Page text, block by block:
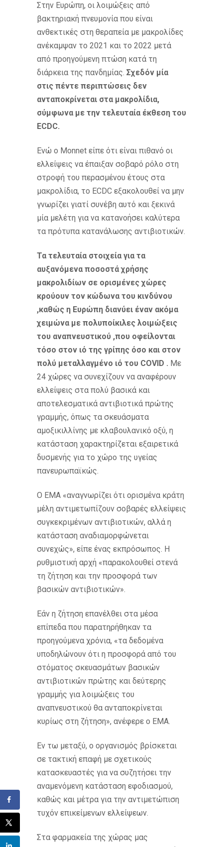
Στην Ευρώπη, οι λοιμώξεις από
βακτηριακή πνευμονία που είναι
ανθεκτικές στη θεραπεία με μακρολίδες
ανέκαμψαν το 2021 και το 2022 μετά
από προηγούμενη πτώση κατά τη
διάρκεια της πανδημίας. Σχεδόν μία
στις πέντε περιπτώσεις δεν
ανταποκρίνεται στα μακρολίδια,
σύμφωνα με την τελευταία έκθεση του
ECDC.
Ενώ ο Monnet είπε ότι είναι πιθανό οι
ελλείψεις να έπαιξαν σοβαρό ρόλο στη
στροφή του περασμένου έτους στα
μακρολίδια, το ECDC εξακολουθεί να μην
γνωρίζει γιατί συνέβη αυτό και ξεκινά
μία μελέτη για να κατανοήσει καλύτερα
τα πρότυπα κατανάλωσης αντιβιοτικών.
Τα τελευταία στοιχεία για τα
αυξανόμενα ποσοστά χρήσης
μακρολιδίων σε ορισμένες χώρες
κρούουν τον κώδωνα του κινδύνου
,καθώς η Ευρώπη διανύει έναν ακόμα
χειμώνα με πολυποίκιλες λοιμώξεις
του αναπνευστικού ,που οφείλονται
τόσο στον ιό της γρίπης όσο και στον
πολύ μεταλλαγμένο ιό του COVID . Με
24 χώρες να συνεχίζουν να αναφέρουν
ελλείψεις στα πολύ βασικά και
αποτελεσματικά αντιβιοτικά πρώτης
γραμμής, όπως τα σκευάσματα
αμοξικιλλίνης με κλαβουλανικό οξύ, η
κατάσταση χαρακτηρίζεται εξαιρετικά
δυσμενής για το χώρο της υγείας
πανευρωπαϊκώς.
Ο EMA «αναγνωρίζει ότι ορισμένα κράτη
μέλη αντιμετωπίζουν σοβαρές ελλείψεις
συγκεκριμένων αντιβιοτικών, αλλά η
κατάσταση αναδιαμορφώνεται
συνεχώς», είπε ένας εκπρόσωπος. Η
ρυθμιστική αρχή «παρακολουθεί στενά
τη ζήτηση και την προσφορά των
βασικών αντιβιοτικών».
Εάν η ζήτηση επανέλθει στα μέσα
επίπεδα που παρατηρήθηκαν τα
προηγούμενα χρόνια, «τα δεδομένα
υποδηλώνουν ότι η προσφορά από του
στόματος σκευασμάτων βασικών
αντιβιοτικών πρώτης και δεύτερης
γραμμής για λοιμώξεις του
αναπνευστικού θα ανταποκρίνεται
κυρίως στη ζήτηση», ανέφερε ο EMA.
Εν τω μεταξύ, ο οργανισμός βρίσκεται
σε τακτική επαφή με σχετικούς
κατασκευαστές για να συζητήσει την
αναμενόμενη κατάσταση εφοδιασμού,
καθώς και μέτρα για την αντιμετώπιση
τυχόν επικείμενων ελλείψεων.
Στα φαρμακεία της χώρας μας